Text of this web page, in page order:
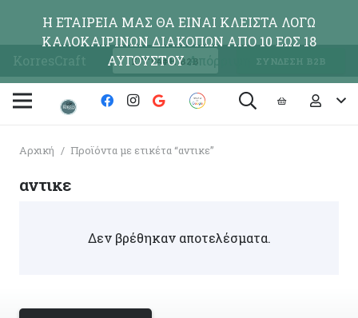
KorresCraft ΕΓΓΡΑΦΗ Β2Β ΣΥΝΔΕΣΗ Β2Β
Αρχική / Προϊόντα με ετικέτα “αντικε”
αντικε
Δεν βρέθηκαν αποτελέσματα.
Η ΕΤΑΙΡΕΙΑ ΜΑΣ ΘΑ ΕΙΝΑΙ ΚΛΕΙΣΤΑ ΛΟΓΩ
ΚΑΛΟΚΑΙΡΙΝΩΝ ΔΙΑΚΟΠΩΝ ΑΠΟ 10 ΕΩΣ 18
ΑΥΓΟΥΣΤΟΥΑπόρριψη